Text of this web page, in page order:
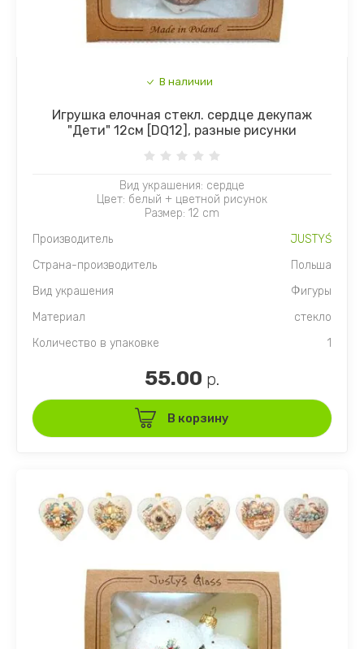
В наличии
Игрушка елочная стекл. сердце декупаж
"Дети" 12см [DQ12], разные рисунки
Вид украшения: сердце
Цвет: белый + цветной рисунок
Размер: 12 cm
Производитель
JUSTYŚ
Страна-производитель
Польша
Вид украшения
Фигуры
Материал
стекло
Количество в упаковке
1
55.00 р.
В корзину